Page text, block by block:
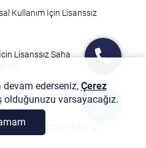
Kullanım İçin Lisanssız
Lisanssız Saha
İletişimin Teknik Temeli
Kurumsal Filolar İçin
ederseniz, Çerez
olduğunuzu varsayacağız.